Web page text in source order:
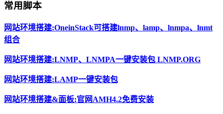
常用脚本
网站环境搭建:OneinStack可搭建lnmp、lamp、lnmpa、lnmt
组合
网站环境搭建:LNMP、LNMPA一键安装包 LNMP.ORG
网站环境搭建:LAMP一键安装包
网站环境搭建&面板:官网AMH4.2免费安装